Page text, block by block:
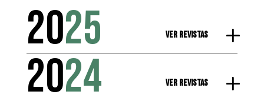
2025 Ver Revistas
2024 Ver Revistas